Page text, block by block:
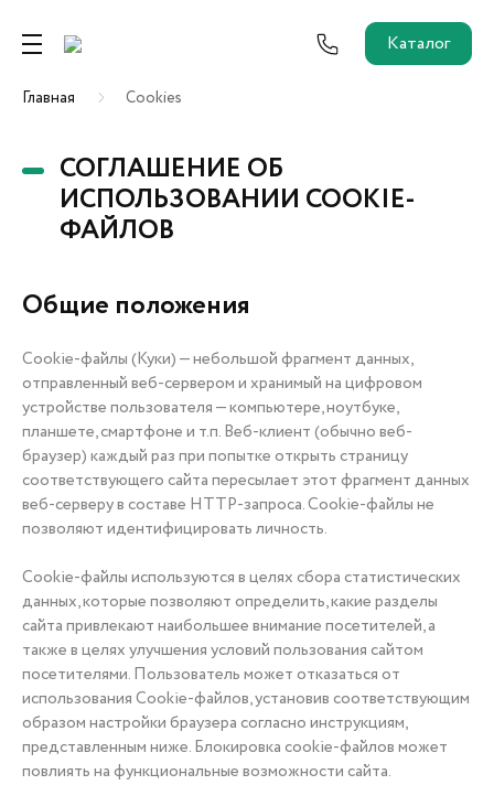
Каталог
Трейд-Ин
Новостройки
О застройщике
Пресс-центр
Как купить?
+7 (3452) 56-10-56
Заказать звонок
Главная Cookies
СОГЛАШЕНИЕ ОБ
ИСПОЛЬЗОВАНИИ COOKIE-
ФАЙЛОВ
Общие положения
Cookie-файлы (Куки) — небольшой фрагмент данных,
отправленный веб-сервером и хранимый на цифровом
устройстве пользователя — компьютере, ноутбуке,
планшете, смартфоне и т.п. Веб-клиент (обычно веб-
браузер) каждый раз при попытке открыть страницу
соответствующего сайта пересылает этот фрагмент данных
веб-серверу в составе HTTP-запроса. Cookie-файлы не
позволяют идентифицировать личность.
Cookie-файлы используются в целях сбора статистических
данных, которые позволяют определить, какие разделы
сайта привлекают наибольшее внимание посетителей, а
также в целях улучшения условий пользования сайтом
посетителями. Пользователь может отказаться от
использования Cookie-файлов, установив соответствующим
образом настройки браузера согласно инструкциям,
представленным ниже. Блокировка cookie-файлов может
повлиять на функциональные возможности сайта.